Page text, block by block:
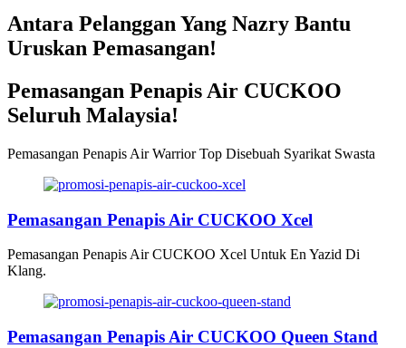
Antara Pelanggan Yang Nazry Bantu
Uruskan Pemasangan!
Pemasangan Penapis Air CUCKOO
Seluruh Malaysia!
Pemasangan Penapis Air Warrior Top Disebuah Syarikat Swasta
Pemasangan Penapis Air CUCKOO Xcel
Pemasangan Penapis Air CUCKOO Xcel Untuk En Yazid Di
Klang.
Pemasangan Penapis Air CUCKOO Queen Stand